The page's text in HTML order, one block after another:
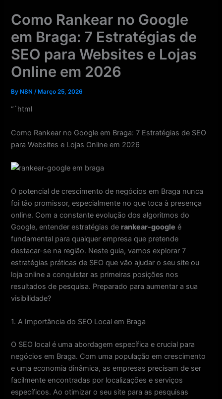
Como Rankear no Google
em Braga: 7 Estratégias de
SEO para Websites e Lojas
Online em 2026
ByN8N/Março 25, 2026
“`html
Como Rankear no Google em Braga: 7 Estratégias de SEO
para Websites e Lojas Online em 2026
O potencial de crescimento de negócios em Braga nunca
foi tão promissor, especialmente no que toca à presença
online. Com a constante evolução dos algoritmos do
Google, entender estratégias de rankear-google é
fundamental para qualquer empresa que pretende
destacar-se na região. Neste guia, vamos explorar 7
estratégias práticas de SEO que vão ajudar o seu site ou
loja online a conquistar as primeiras posições nos
resultados de pesquisa. Preparado para aumentar a sua
visibilidade?
1. A Importância do SEO Local em Braga
O SEO local é uma abordagem específica e crucial para
negócios em Braga. Com uma população em crescimento
e uma economia dinâmica, as empresas precisam de ser
facilmente encontradas por localizações e serviços
específicos. Ao otimizar o seu site para as pesquisas